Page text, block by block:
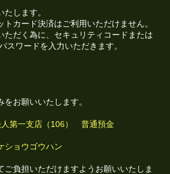
たします。
トカード決済はご利用いただけません。
ただく為に、セキュリティコードまたは
スワードを入力いただきます。
お願いいたします。
第一支店（106） 普通預金
ョウゴウハン
ご負担いただけますようお願いいたしま